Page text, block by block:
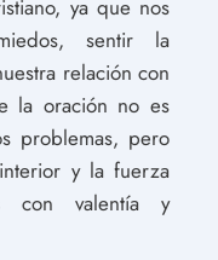
ya que nos
sentir la
relación con
la oración no es
problemas, pero
y la fuerza
con valentía y